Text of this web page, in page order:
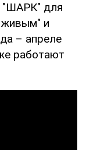
"ШАРК" для
живым" и
– апреле
работают